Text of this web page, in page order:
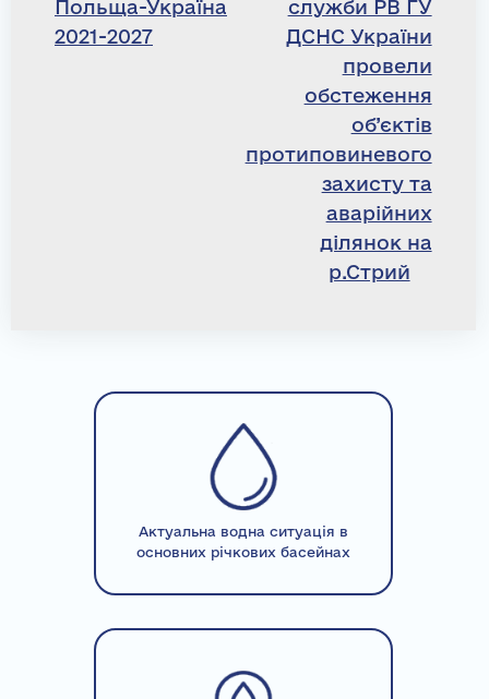
Польща-Україна
2021-2027
служби РВ ГУ
ДСНС України
провели
обстеження
об’єктів
протиповиневого
захисту та
аварійних
ділянок на
р.Стрий
Актуальна водна ситуація в
основних річкових басейнах